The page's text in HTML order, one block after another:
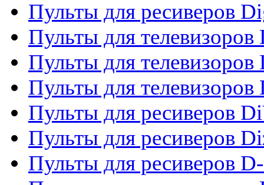
Пульты для ресиверов
Пульты для
Пульты для
Пульты для телевизоров
Пульты для ресиверов
Пульты для ресиверов
Пульты для ресиверов